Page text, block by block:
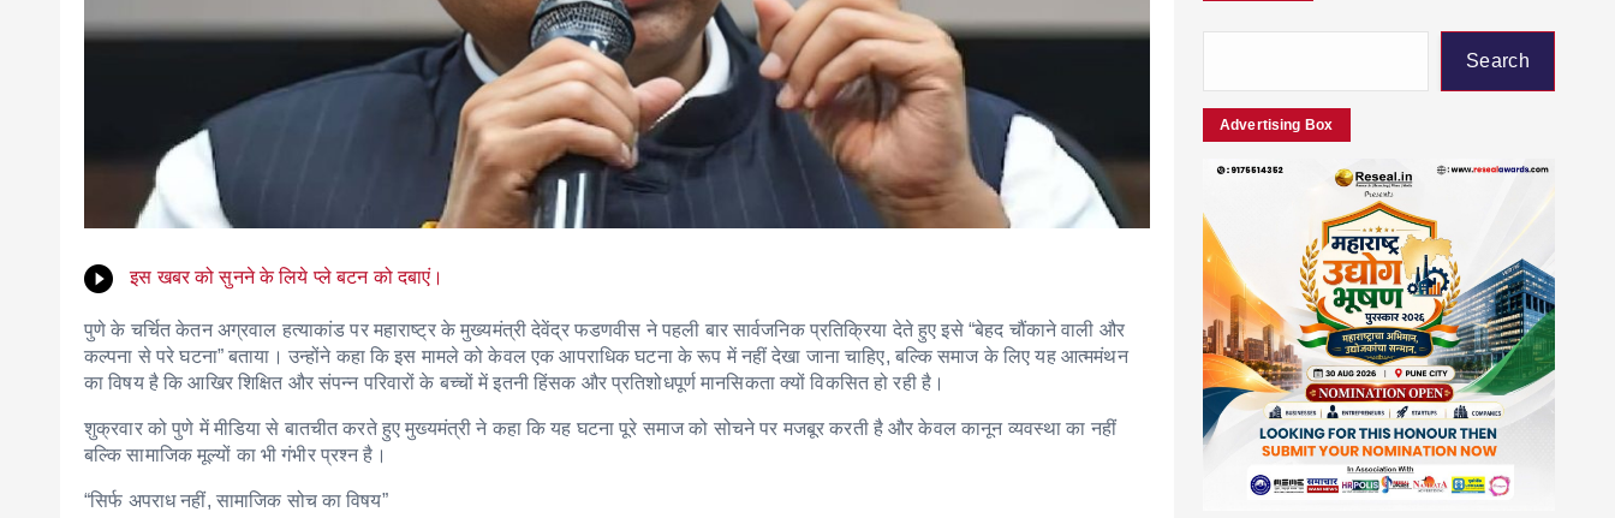
इस खबर को सुनने के लिये प्ले बटन को दबाएं।
पुणे के चर्चित केतन अग्रवाल हत्याकांड पर महाराष्ट्र के मुख्यमंत्री देवेंद्र फडणवीस ने पहली बार सार्वजनिक प्रतिक्रिया देते हुए इसे “बेहद चौंकाने वाली और
कल्पना से परे घटना” बताया। उन्होंने कहा कि इस मामले को केवल एक आपराधिक घटना के रूप में नहीं देखा जाना चाहिए, बल्कि समाज के लिए यह आत्ममंथन
का विषय है कि आखिर शिक्षित और संपन्न परिवारों के बच्चों में इतनी हिंसक और प्रतिशोधपूर्ण मानसिकता क्यों विकसित हो रही है।
शुक्रवार को पुणे में मीडिया से बातचीत करते हुए मुख्यमंत्री ने कहा कि यह घटना पूरे समाज को सोचने पर मजबूर करती है और केवल कानून व्यवस्था का नहीं
बल्कि सामाजिक मूल्यों का भी गंभीर प्रश्न है।
“सिर्फ अपराध नहीं, सामाजिक सोच का विषय”
Search
Advertising Box